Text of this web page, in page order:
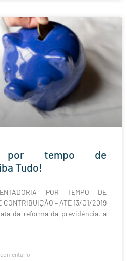
por tempo de
Tudo!
POR TEMPO DE
CONTRIBUIÇÃO – ATÉ 13/01/2019
da reforma da previdência, a